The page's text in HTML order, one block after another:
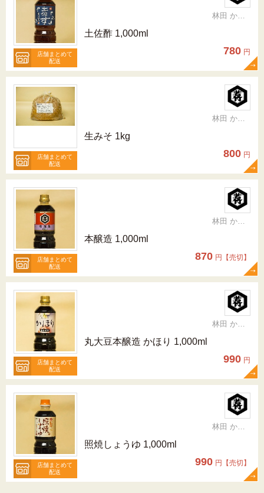
店舗まとめて
配送
林田 かおり
土佐酢 1,000ml
780 円
店舗まとめて
配送
林田 かおり
生みそ 1kg
800 円
店舗まとめて
配送
林田 かおり
本醸造 1,000ml
870 円【売切】
店舗まとめて
配送
林田 かおり
丸大豆本醸造 かほり 1,000ml
990 円
店舗まとめて
配送
林田 かおり
照焼しょうゆ 1,000ml
990 円【売切】